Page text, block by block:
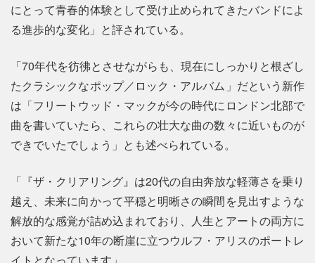
にとって青春的体験として受け止められてきたバンドによ
る進歩的な変化」と評されている。
「70年代を彷彿とさせながらも、現在にしっかりと根ざし
たクラシックなポップ／ロック・アルバム」だという新作
は「フリートウッド・マックが今の時代にロンドン北部で
曲を書いていたら、これらの壮大な曲の数々に近いものが
できでいたでしょう」とも述べられている。
「『ザ・クリアリング』は20代の自由奔放な軽薄さを乗り
越え、未来に向かって平穏と明晰さの瞬間を見出すような
解放的な感覚が詰め込まれており、人生とアートの両方に
おいて新たな10年の断崖に立つウルフ・アリスのポートレ
イトとなっています」